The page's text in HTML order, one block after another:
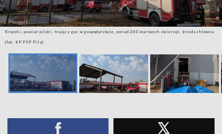
Kruszki, powiat pilski, trujący gaz w gospodarstwie, ponad 200 martwych zwierząt, trzoda chlewna
(fot. KP PSP Piła)